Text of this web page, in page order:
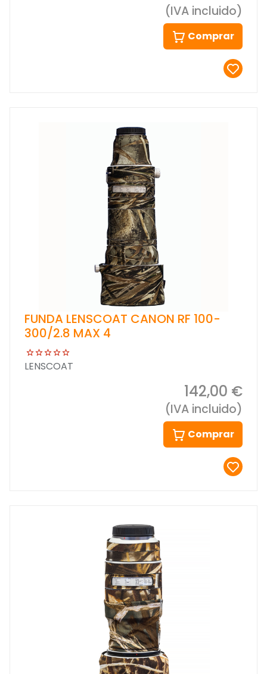
(IVA incluido)
Comprar
FUNDA LENSCOAT CANON RF 100-
300/2.8 MAX 4
LENSCOAT
142,00 €
(IVA incluido)
Comprar